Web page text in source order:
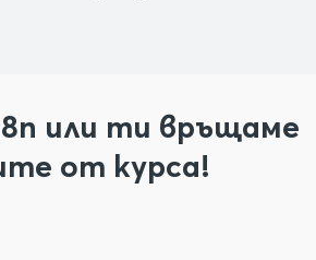
или ти връщаме
от курса!